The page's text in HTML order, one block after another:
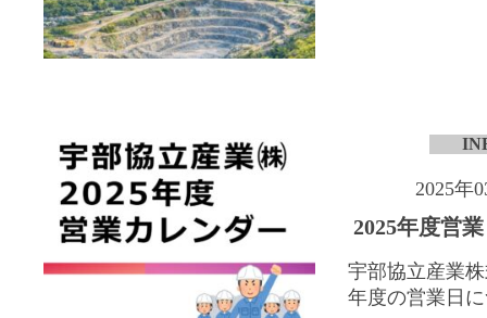
2025年
2025年度営
宇部協立産業
年度の営業日